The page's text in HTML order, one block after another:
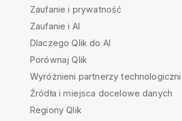
Zaufanie i prywatność
Zaufanie i AI
Dlaczego Qlik do AI
Porównaj Qlik
Wyróżnieni partnerzy technologiczni
Źródła i miejsca docelowe danych
Regiony Qlik